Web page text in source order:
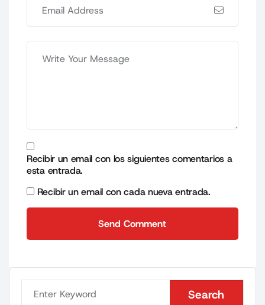
Recibir un email con los siguientes comentarios a
esta entrada.
Recibir un email con cada nueva entrada.
Send Comment
Search